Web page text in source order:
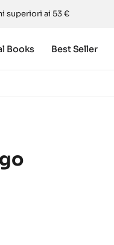
superiori ai 53 €
Books Best Seller